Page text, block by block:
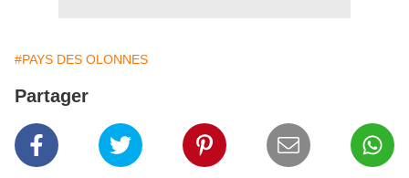
#PAYS DES OLONNES
Partager